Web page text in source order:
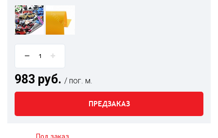
983 руб. / пог. м.
ПРЕДЗАКАЗ